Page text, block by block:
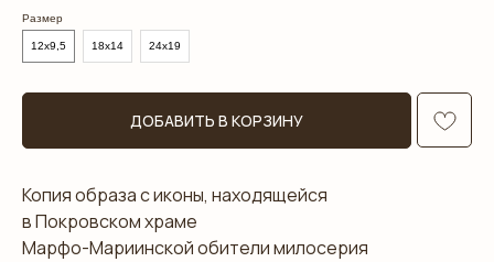
Размер
12х9,5 18х14 24х19
ДОБАВИТЬ В КОРЗИНУ
Копия образа с иконы, находящейся
в Покровском храме
Марфо-Мариинской обители милосерия